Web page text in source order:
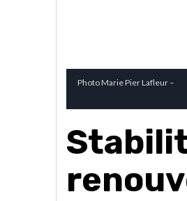
Photo Marie Pier Lafleur –